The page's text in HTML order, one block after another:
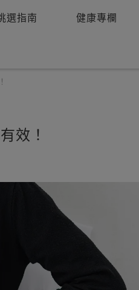
選指南 健康專欄
效！